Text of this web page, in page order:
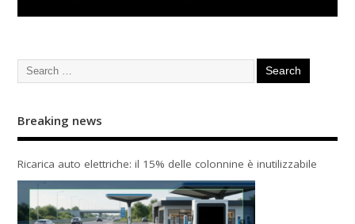
Breaking news
Ricarica auto elettriche: il 15% delle colonnine è inutilizzabile